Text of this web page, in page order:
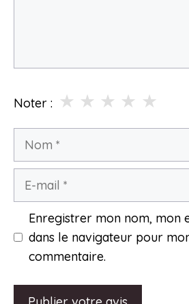
Noter : ★
★
★
★
★
Nom
Enregistrer mon nom, mon
dans le navigateur pour
commentaire.